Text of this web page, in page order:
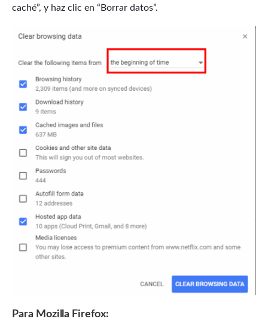
caché”, y haz clic en “Borrar datos”.
Para Mozilla Firefox: